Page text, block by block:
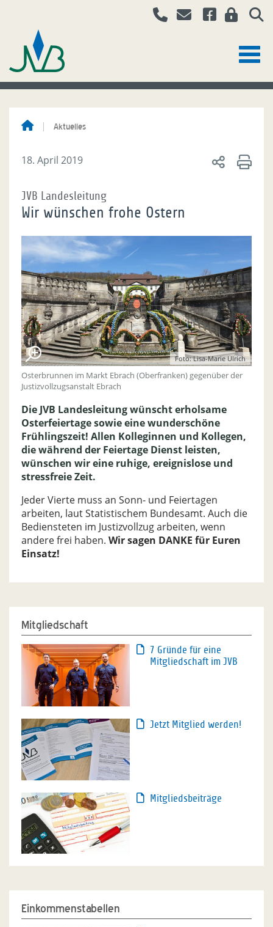
Aktuelles
18. April 2019
JVB Landesleitung
Wir wünschen frohe Ostern
Foto: Lisa-Marie Ulrich
Osterbrunnen im Markt Ebrach (Oberfranken) gegenüber der
Justizvollzugsanstalt Ebrach
Die JVB Landesleitung wünscht erholsame
Osterfeiertage sowie eine wunderschöne
Frühlingszeit! Allen Kolleginnen und Kollegen,
die während der Feiertage Dienst leisten,
wünschen wir eine ruhige, ereignislose und
stressfreie Zeit.
Jeder Vierte muss an Sonn- und Feiertagen
arbeiten, laut Statistischem Bundesamt. Auch die
Bediensteten im Justizvollzug arbeiten, wenn
andere frei haben. Wir sagen DANKE für Euren
Einsatz!
Mitgliedschaft
7 Gründe für eine
Mitgliedschaft im JVB
Jetzt Mitglied werden!
Mitgliedsbeiträge
Einkommenstabellen